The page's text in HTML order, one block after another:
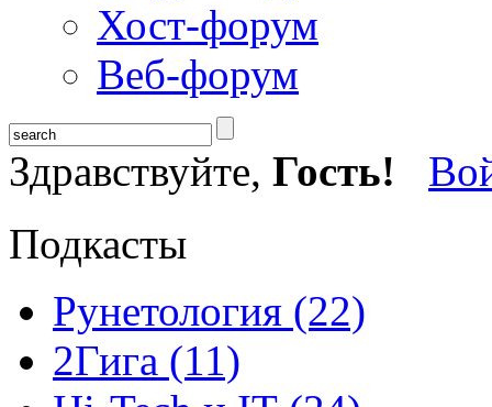
Хост-форум
Веб-форум
Здравствуйте, Гость!
Подкасты
Рунетология (22)
2Гига (11)